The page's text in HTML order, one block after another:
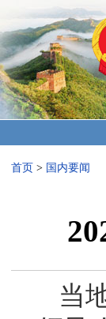
首页 > 国内要闻
当